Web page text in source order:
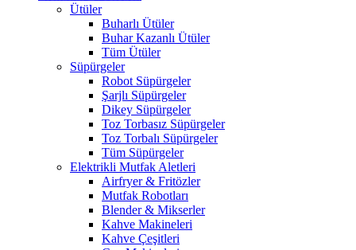
Ütüler
Buharlı Ütüler
Buhar Kazanlı Ütüler
Tüm Ütüler
Süpürgeler
Robot Süpürgeler
Şarjlı Süpürgeler
Dikey Süpürgeler
Toz Torbasız Süpürgeler
Toz Torbalı Süpürgeler
Tüm Süpürgeler
Elektrikli Mutfak Aletleri
Airfryer & Fritözler
Mutfak Robotları
Blender & Mikserler
Kahve Makineleri
Kahve Çeşitleri